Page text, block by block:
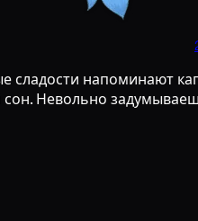
напоминают
Невольно